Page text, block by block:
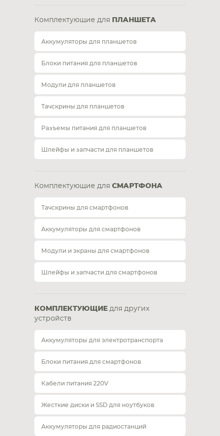
Комплектующие для ПЛАНШЕТА
Аккумуляторы для планшетов
Блоки питания для планшетов
Модули для планшетов
Тачскрины для планшетов
Разъемы питания для планшетов
Шлейфы и запчасти для планшетов
Комплектующие для СМАРТФОНА
Тачскрины для смартфонов
Аккумуляторы для смартфонов
Модули и экраны для смартфонов
Шлейфы и запчасти для смартфонов
КОМПЛЕКТУЮЩИЕ для других
устройств
Аккумуляторы для электротранспорта
Блоки питания для смартфонов
Кабели питания 220V
Жесткие диски и SSD для ноутбуков
Аккумуляторы для радиостанций